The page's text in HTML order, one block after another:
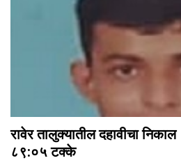
रावेर तालुक्यातील दहावीचा
८९:०५ टक्के